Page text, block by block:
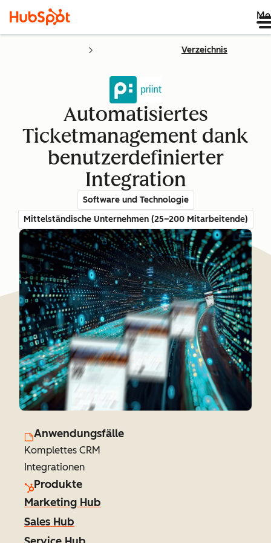
Verzeichnis
Automatisiertes
Ticketmanagement dank
benutzerdefinierter
Integration
Software und Technologie
Mittelständische Unternehmen (25–200 Mitarbeitende)
Anwendungsfälle
Komplettes CRM
Integrationen
Produkte
Marketing Hub
Sales Hub